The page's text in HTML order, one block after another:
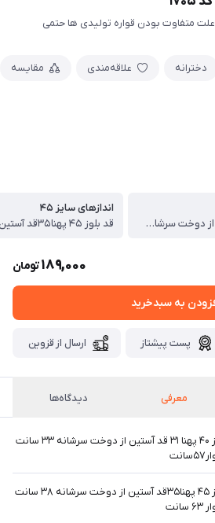
(۲ تا ۷ سال) به علت متفاوت بودن قواره تولیدی ها حتمی
دخترانه علاقه‌مندی مقایسه
قد بلوز ۴۰ پهنا ۳۱ قد آستین از دوخت سرشانه ۳۳ سانت قد شلوار۵۷سانت
اندازهای سایز ۴۵
189,000تومان
به سبدخرید
پست پیشتاز ارسال از قزوین
معرفی دیدگاه‌ها
قد بلوز ۴۰ پهنا ۳۱ قد آستین از دوخت سرشانه ۳۳ سانت
قد بلوز ۴۵ پهنا۳۵قد آستین از دوخت سرشانه ۳۸ سانت